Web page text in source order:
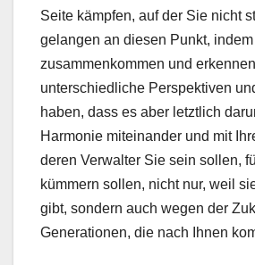
Seite kämpfen, auf der Sie nicht
gelangen an diesen Punkt,
zusammenkommen und
unterschiedliche Perspektiven
haben, dass es aber letztlich
Harmonie miteinander und mit
deren Verwalter Sie sein sollen,
kümmern sollen, nicht nur, weil
gibt, sondern auch wegen der
Generationen, die nach Ihnen